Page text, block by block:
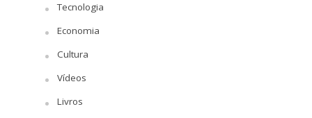
Tecnologia
Economia
Cultura
Vídeos
Livros